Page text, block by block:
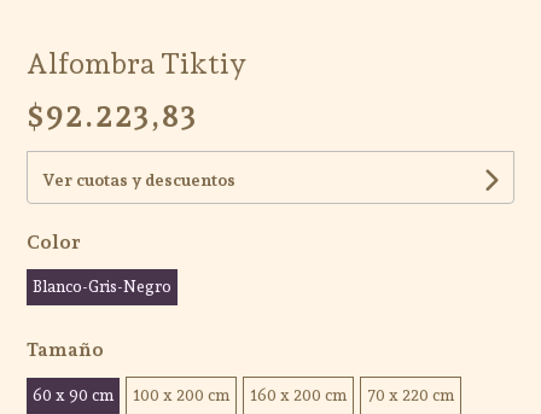
Alfombra Tiktiy
$92.223,83
Ver cuotas y descuentos
Color
Blanco-Gris-Negro
Tamaño
60 x 90 cm 100 x 200 cm 160 x 200 cm 70 x 220 cm